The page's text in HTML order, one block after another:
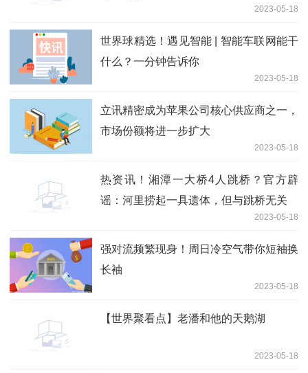
2023-05-18
世界球精选！遇见智能 | 智能车联网能干
什么？一分钟告诉你
2023-05-18
立讯精密成为苹果公司核心供应商之一，
市场份额将进一步扩大
2023-05-18
热资讯！湘潭一大桥4人跳桥？官方辟
谣：河里捞起一具遗体，但与跳桥无关
2023-05-18
强对流频繁现身！周日冷空气带你短袖换
长袖
2023-05-18
【世界聚看点】老潘和他的天鹅湖
2023-05-18